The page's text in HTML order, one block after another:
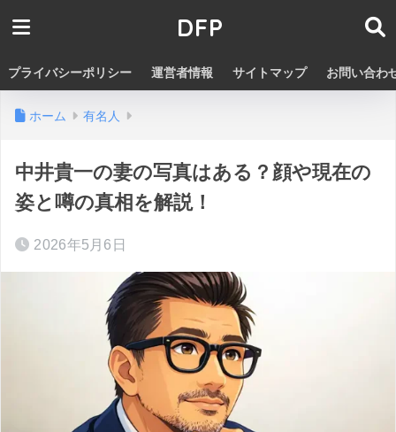
DFP
プライバシーポリシー 運営者情報 サイトマップ お問い合わ
ホーム 有名人
中井貴一の妻の写真はある？顔や現在の
姿と噂の真相を解説！
2026年5月6日